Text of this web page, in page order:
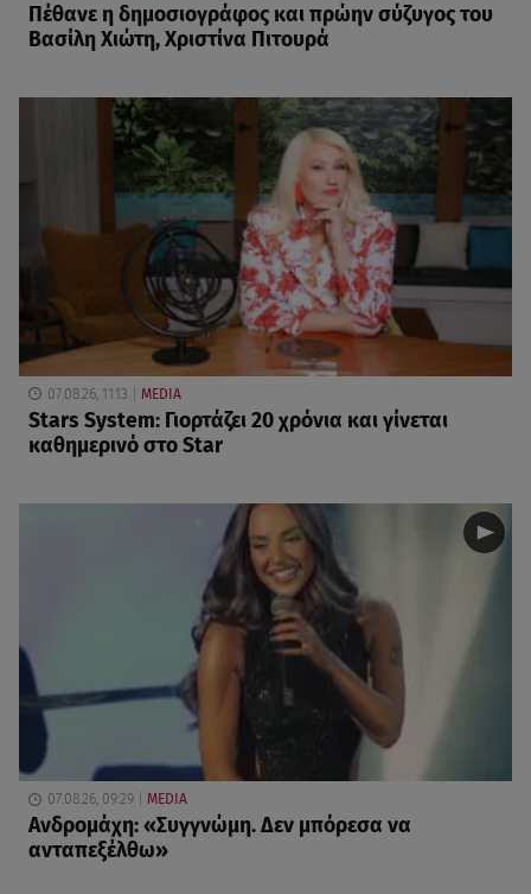
Πέθανε η δημοσιογράφος και πρώην σύζυγος του
Βασίλη Χιώτη, Χριστίνα Πιτουρά
07.08.26, 11:13 MEDIA
Stars System: Γιορτάζει 20 χρόνια και γίνεται
καθημερινό στο Star
07.08.26, 09:29 MEDIA
Ανδρομάχη: «Συγγνώμη. Δεν μπόρεσα να
ανταπεξέλθω»